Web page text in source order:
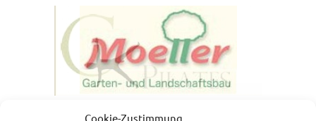
Cookie-Zustimmung